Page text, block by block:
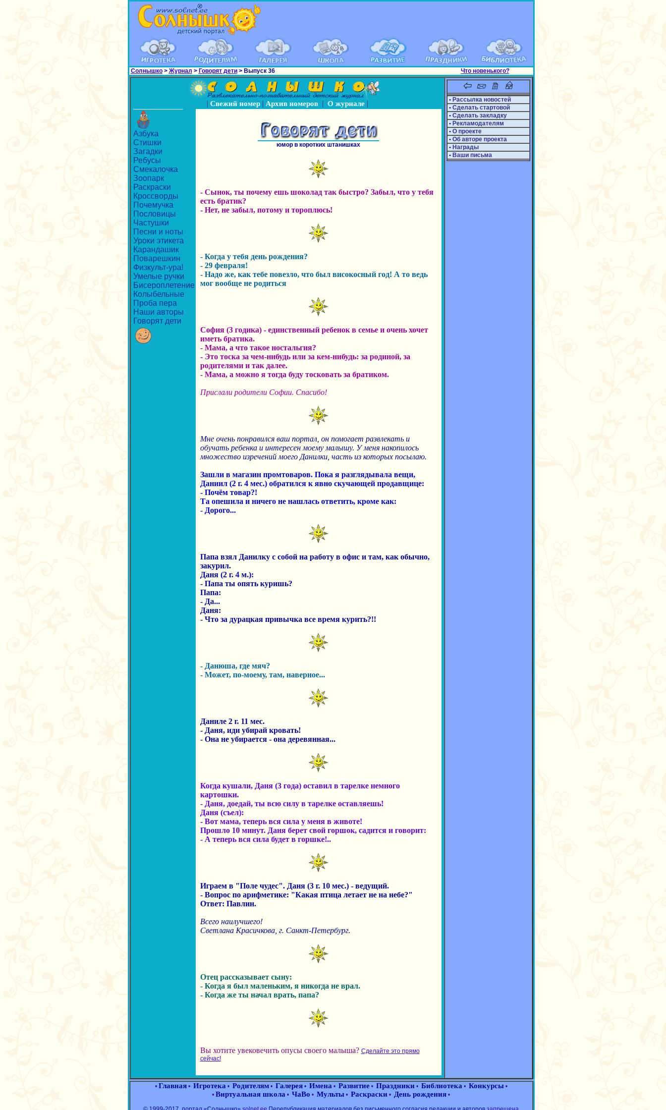
Солнышко> Журнал > Говорят дети> Выпуск 36 Что новенького?
| Свежий номер| Архив номеров| О журнале|
Азбука
Стишки
Загадки
Ребусы
Смекалочка
Зоопарк
Раскраски
Кроссворды
Почемучка
Пословицы
Частушки
Песни и ноты
Уроки этикета
Карандашик
Поварешкин
Физкульт-ура!
Умелые ручки
Бисероплетение
Колыбельные
Проба пера
Наши авторы
Говорят дети
юмор в коротких штанишках
- Сынок, ты почему ешь шоколад так быстро? Забыл, что у тебя
есть братик?
- Нет, не забыл, потому и тороплюсь!
- Когда у тебя день рождения?
- 29 февраля!
- Надо же, как тебе повезло, что был високосный год! А то ведь
мог вообще не родиться
София (3 годика) - единственный ребенок в семье и очень хочет
иметь братика.
- Мама, а что такое ностальгия?
- Это тоска за чем-нибудь или за кем-нибудь: за родиной, за
родителями и так далее.
- Мама, а можно я тогда буду тосковать за братиком.
Прислали родители Софии. Спасибо!
Мне очень понравился ваш портал, он помогает развлекать и
обучать ребенка и интересен моему малышу. У меня накопилось
множество изречений моего Данилки, часть из которых посылаю.
Зашли в магазин промтоваров. Пока я разглядывала вещи,
Даниил (2 г. 4 мес.) обратился к явно скучающей продавщице:
- Почём товар?!
Та опешила и ничего не нашлась ответить, кроме как:
- Дорого...
Папа взял Данилку с собой на работу в офис и там, как обычно,
закурил.
Даня (2 г. 4 м.):
- Папа ты опять куришь?
Папа:
- Да...
Даня:
- Что за дурацкая привычка все время курить?!!
- Данюша, где мяч?
- Может, по-моему, там, наверное...
Даниле 2 г. 11 мес.
- Даня, иди убирай кровать!
- Она не убирается - она деревянная...
Когда кушали, Даня (3 года) оставил в тарелке немного
картошки.
- Даня, доедай, ты всю силу в тарелке оставляешь!
Даня (съел):
- Вот мама, теперь вся сила у меня в животе!
Прошло 10 минут. Даня берет свой горшок, садится и говорит:
- А теперь вся сила будет в горшке!..
Играем в "Поле чудес". Даня (3 г. 10 мес.) - ведущий.
- Вопрос по арифметике: "Какая птица летает не на небе?"
Ответ: Павлин.
Всего наилучшего!
Светлана Красичкова, г. Санкт-Петербург.
Отец рассказывает сыну:
- Когда я был маленьким, я никогда не врал.
- Когда же ты начал врать, папа?
Вы хотите увековечить опусы своего малыша? Сделайте это прямо
сейчас!
• Рассылка новостей
• Сделать стартовой
• Сделать закладку
• Рекламодателям
• О проекте
• Об авторе проекта
• Награды
• Ваши письма
• Главная• Игротека• Родителям• Галерея• Имена• Развитие• Праздники • Библиотека• Конкурсы•
• Виртуальная школа • ЧаВо • Мульты • Раскраски • День рождения •